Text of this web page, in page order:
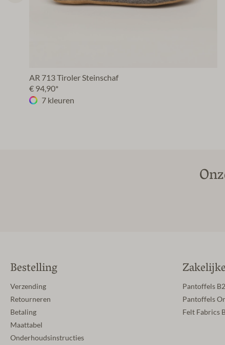
AR 713 Tiroler Steinschaf
€ 94,90*
7 kleuren
Bestelling
Verzending
Retourneren
Betaling
Maattabel
Onderhoudsinstructies
Pantoffels
Pantoffels
Felt Fabrics